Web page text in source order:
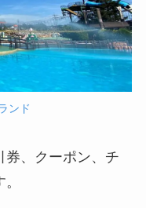
ンド
券、クーポン、チ